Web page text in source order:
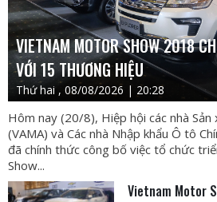
VIETNAM MOTOR SHOW 2018
VỚI 15 THƯƠNG HIỆU
Thứ hai , 08/08/2026 | 20:28
Hôm nay (20/8), Hiệp hội các nhà
(VAMA) và Các nhà Nhập khẩu Ô tô
đã chính thức công bố việc tổ chức
Show...
Vietnam Motor